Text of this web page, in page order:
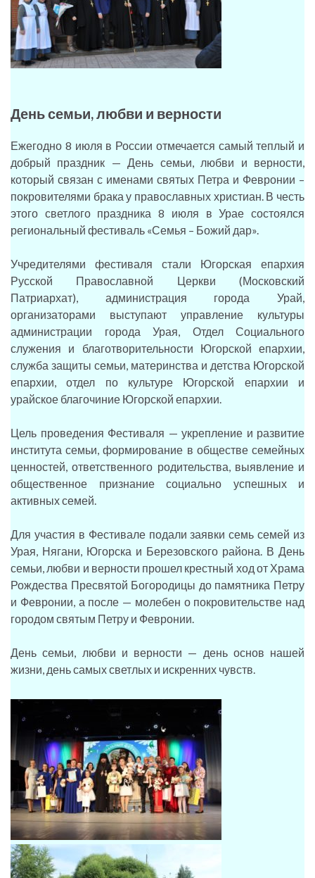
День семьи, любви и верности
Ежегодно 8 июля в России отмечается самый теплый и
добрый праздник — День семьи, любви и верности,
который связан с именами святых Петра и Февронии –
покровителями брака у православных христиан. В честь
этого светлого праздника 8 июля в Урае состоялся
региональный фестиваль «Семья – Божий дар».
Учредителями фестиваля стали Югорская епархия
Русской Православной Церкви (Московский
Патриархат), администрация города Урай,
организаторами выступают управление культуры
администрации города Урая, Отдел Социального
служения и благотворительности Югорской епархии,
служба защиты семьи, материнства и детства Югорской
епархии, отдел по культуре Югорской епархии и
урайское благочиние Югорской епархии.
Цель проведения Фестиваля — укрепление и развитие
института семьи, формирование в обществе семейных
ценностей, ответственного родительства, выявление и
общественное признание социально успешных и
активных семей.
Для участия в Фестивале подали заявки семь семей из
Урая, Нягани, Югорска и Березовского района. В День
семьи, любви и верности прошел крестный ход от Храма
Рождества Пресвятой Богородицы до памятника Петру
и Февронии, а после — молебен о покровительстве над
городом святым Петру и Февронии.
День семьи, любви и верности — день основ нашей
жизни, день самых светлых и искренних чувств.